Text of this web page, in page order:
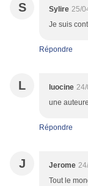
S Sylire 25/
Je suis
Répondre
L luocine
une
Répondre
J Jerome
Tout le